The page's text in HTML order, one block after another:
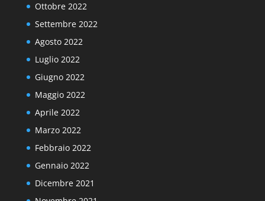
Ottobre 2022
Settembre 2022
Agosto 2022
Luglio 2022
Giugno 2022
Maggio 2022
Aprile 2022
Marzo 2022
Febbraio 2022
Gennaio 2022
Dicembre 2021